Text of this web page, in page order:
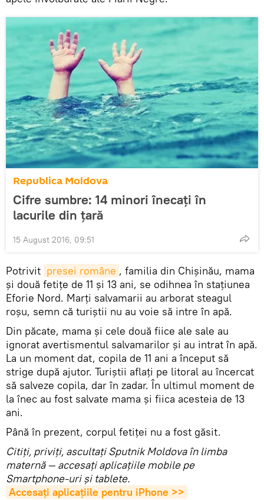
Republica Moldova
Cifre sumbre: 14 minori înecaţi în
lacurile din ţară
15 August 2016, 09:51
Potrivit presei române , familia din Chișinău, mama
și două fetițe de 11 și 13 ani, se odihnea în stațiunea
Eforie Nord. Marți salvamarii au arborat steagul
roșu, semn că turiștii nu au voie să intre în apă.
Din păcate, mama și cele două fiice ale sale au
ignorat avertismentul salvamarilor și au intrat în apă.
La un moment dat, copila de 11 ani a început să
strige după ajutor. Turiștii aflați pe litoral au încercat
să salveze copila, dar în zadar. În ultimul moment de
la înec au fost salvate mama și fiica acesteia de 13
ani.
Până în prezent, corpul fetiței nu a fost găsit.
Citiţi, priviţi, ascultaţi Sputnik Moldova în limba
maternă — accesaţi aplicaţiile mobile pe
Smartphone-uri şi tablete.
Accesaţi aplicaţiile pentru iPhone >>